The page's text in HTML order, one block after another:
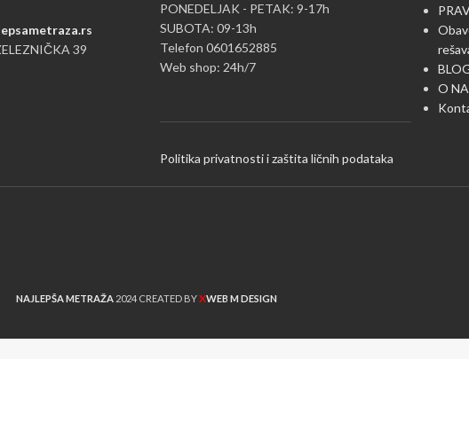
39
PONEDELJAK - PETAK: 9-17h
SUBOTA: 09-13h
Telefon 0601652885
Web shop: 24h/7
Politika privatnosti i zaštita ličnih podataka
O
NAJLEPŠA METRAŽA 2024 CREATED BYXWEB M DESIGN